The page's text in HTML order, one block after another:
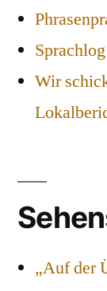
Wir
„Auf der